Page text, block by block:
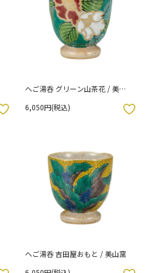
へご湯呑 グリーン山茶花 / 美山
6,050円(税込)
お気に入りボタン
へご湯呑 吉田屋おもと / 美山窯